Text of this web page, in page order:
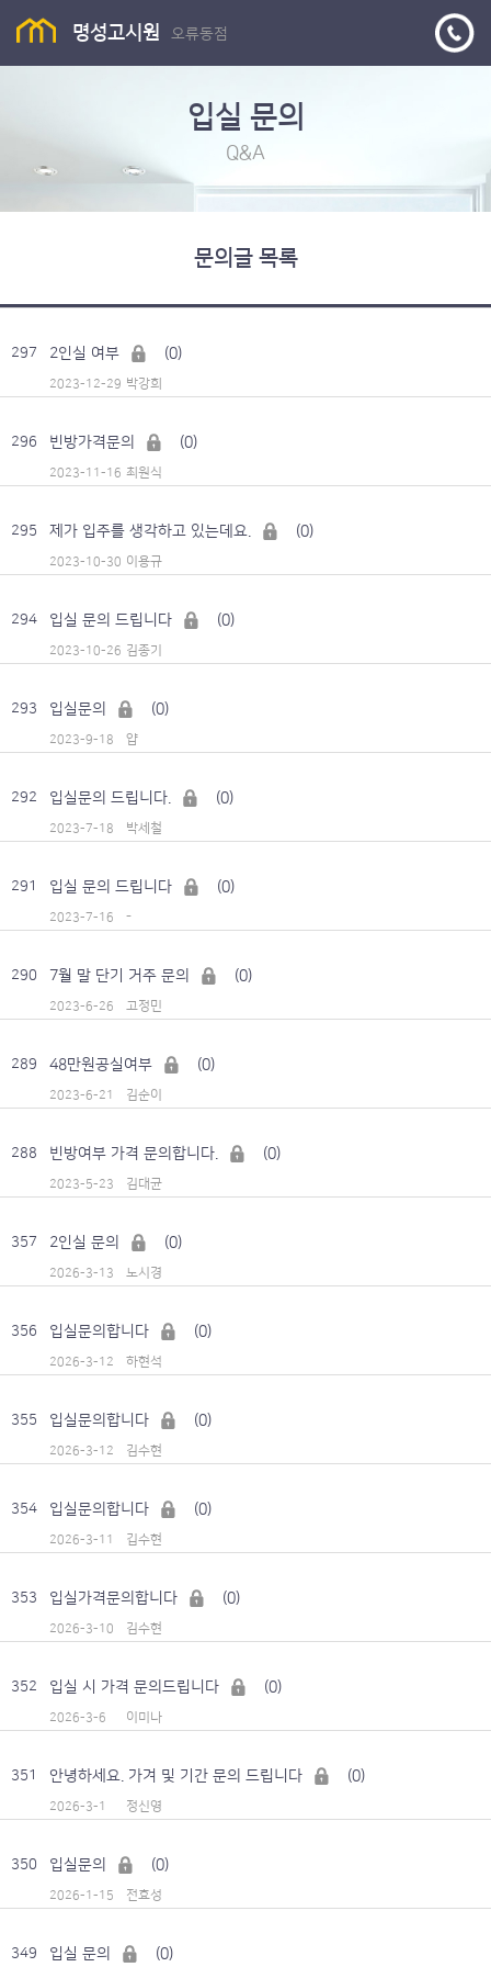
명성고시원 오류동점
입실 문의
Q&A
문의글 목록
297 2인실 여부 (0)
박강희
2023-12-29
296 빈방가격문의 (0)
최원식
2023-11-16
295 제가 입주를 생각하고 있는데요. (0)
이용규
2023-10-30
294 입실 문의 드립니다 (0)
김종기
2023-10-26
293 입실문의 (0)
얍
2023-9-18
292 입실문의 드립니다. (0)
박세철
2023-7-18
291 입실 문의 드립니다 (0)
-
2023-7-16
290 7월 말 단기 거주 문의 (0)
고정민
2023-6-26
289 48만원공실여부 (0)
김순이
2023-6-21
288 빈방여부 가격 문의합니다. (0)
김대균
2023-5-23
357 2인실 문의 (0)
노시경
2026-3-13
356 입실문의합니다 (0)
하현석
2026-3-12
355 입실문의합니다 (0)
김수현
2026-3-12
354 입실문의합니다 (0)
깁수현
2026-3-11
353 입실가격문의합니다 (0)
김수현
2026-3-10
352 입실 시 가격 문의드립니다 (0)
이미나
2026-3-6
351 안녕하세요. 가겨 및 기간 문의 드립니다 (0)
정신영
2026-3-1
350 입실문의 (0)
전효성
2026-1-15
349 입실 문의 (0)